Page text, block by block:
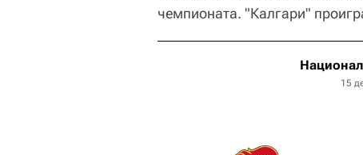
чемпионата. "Калгари"
15